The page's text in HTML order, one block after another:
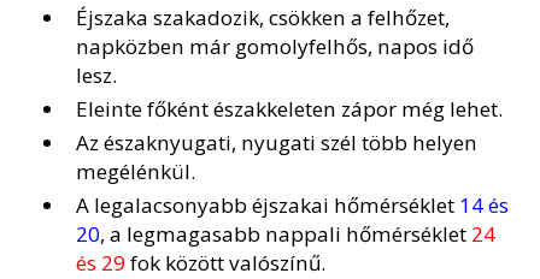
Éjszaka szakadozik, csökken a felhőzet,
napközben már gomolyfelhős, napos idő
lesz.
Eleinte főként északkeleten zápor még lehet.
Az északnyugati, nyugati szél több helyen
megélénkül.
A legalacsonyabb éjszakai hőmérséklet 14 és
20, a legmagasabb nappali hőmérséklet 24
és 29fok között valószínű.